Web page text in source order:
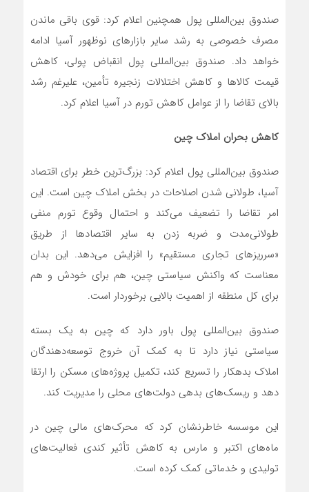
صندوق بین‌المللی پول همچنین اعلام کرد: قوی باقی ماندن
مصرف خصوصی به رشد سایر بازارهای نوظهور آسیا ادامه
خواهد داد. صندوق بین‌المللی پول انقباض پولی، کاهش
قیمت کالاها و کاهش اختلالات زنجیره تأمین، علیرغم رشد
بالای تقاضا را از عوامل کاهش تورم در آسیا اعلام کرد.
کاهش بحران املاک چین
صندوق بین‌المللی پول اعلام کرد: بزرگ‌ترین خطر برای اقتصاد
آسیا، طولانی شدن اصلاحات در بخش املاک چین است. این
امر تقاضا را تضعیف می‌کند و احتمال وقوع تورم منفی
طولانی‌مدت و ضربه زدن به سایر اقتصادها از طریق
«سرریزهای تجاری مستقیم» را افزایش می‌دهد. این بدان
معناست که واکنش سیاستی چین، هم برای خودش و هم
برای کل منطقه از اهمیت بالایی برخوردار است.
صندوق بین‌المللی پول باور دارد که چین به یک بسته
سیاستی نیاز دارد تا به کمک آن خروج توسعه‌دهندگان
املاک بدهکار را تسریع کند، تکمیل پروژه‌های مسکن را ارتقا
دهد و ریسک‌های بدهی دولت‌های محلی را مدیریت کند.
این موسسه خاطرنشان کرد که محرک‌های مالی چین در
ماه‌های اکتبر و مارس به کاهش تأثیر کندی فعالیت‌های
تولیدی و خدماتی کمک کرده است.